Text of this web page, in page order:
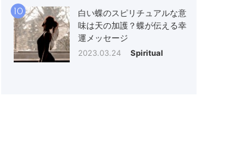
10
白い蝶のスピリチュアルな意
味は天の加護？蝶が伝える幸
運メッセージ
2023.03.24 Spiritual